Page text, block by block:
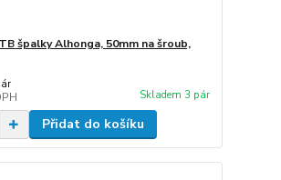
špalky Alhonga, 50mm na šroub,
Skladem 3 pár
Přidat do košíku